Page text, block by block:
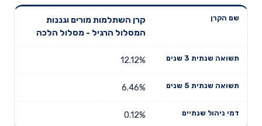
שנתית 3
תשואה
שנתית 5
שנתיים
קרן השתלמות מורים וגננות
המסלול הרגיל - מסלול הלכה
12.12%
6.46%
0.12%